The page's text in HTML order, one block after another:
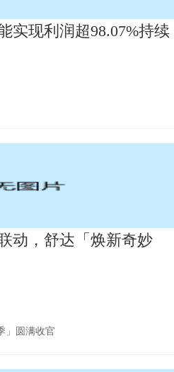
实现利润超98.07%持续
动，舒达「焕新奇妙
」圆满收官